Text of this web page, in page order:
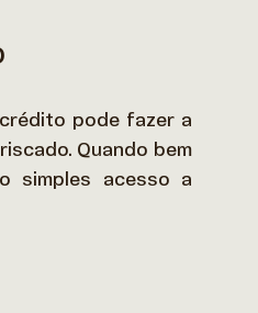
pode fazer a
Quando bem
simples acesso a